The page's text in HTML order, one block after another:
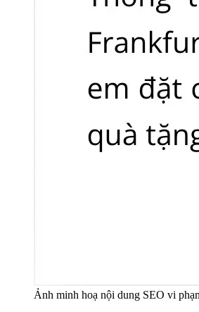
Ảnh minh hoạ nội dung SEO vi